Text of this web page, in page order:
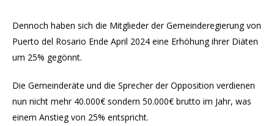
Dennoch haben sich die Mitglieder der Gemeinderegierung von
Puerto del Rosario Ende April 2024 eine Erhöhung ihrer Diäten
um 25% gegönnt.
Die Gemeinderäte und die Sprecher der Opposition verdienen
nun nicht mehr 40.000€ sondern 50.000€ brutto im Jahr, was
einem Anstieg von 25% entspricht.